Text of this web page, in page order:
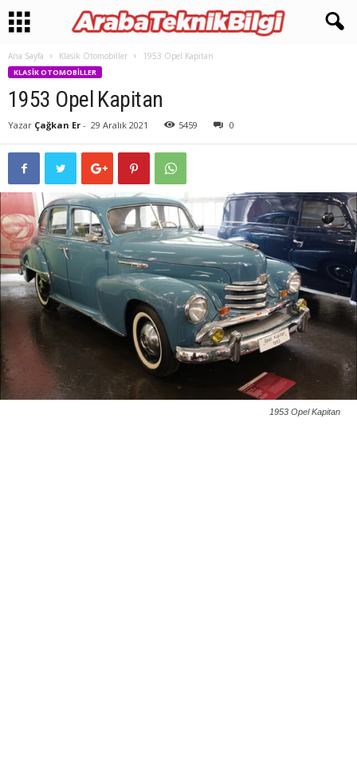
Ana Sayfa Klasik Otomobiller 1953 Opel Kapitan
KLASIK OTOMOBILLER
1953 Opel Kapitan
Yazar Çağkan Er - 29 Aralık 2021 5459 0
1953 Opel Kapitan